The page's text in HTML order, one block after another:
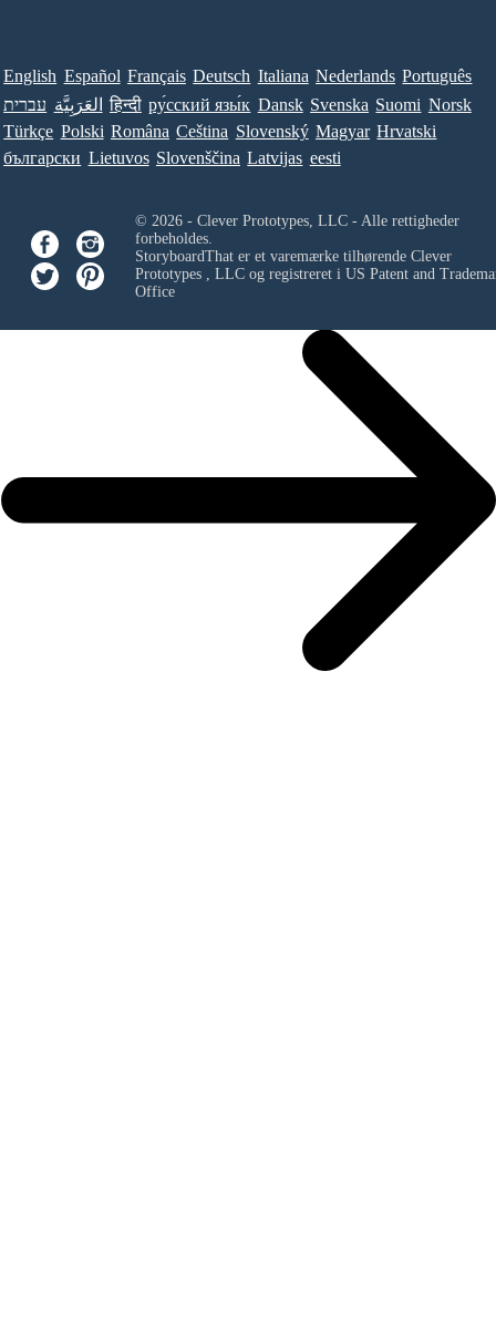
English Español Français Deutsch Italiana Nederlands Português
עברית العَرَبِيَّة हिन्दी ру́сский язы́к Dansk Svenska Suomi Norsk
Türkçe Polski Româna Ceština Slovenský Magyar Hrvatski
български Lietuvos Slovenščina Latvijas eesti
© 2026 - Clever Prototypes, LLC - Alle rettigheder
forbeholdes.
StoryboardThat er et varemærke tilhørende Clever
Prototypes , LLCog registreret i US Patent and
Office